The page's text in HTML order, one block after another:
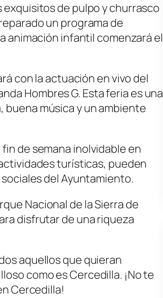
de pulpo y churrasco
un programa de
animación infantil comenzará el
con la actuación en vivo del
Hombres G. Esta feria es una
música y un ambiente
de semana inolvidable en
turísticas, pueden
del Ayuntamiento.
Nacional de la Sierra de
disfrutar de una riqueza
aquellos que quieran
como es Cercedilla. ¡No te
Cercedilla!